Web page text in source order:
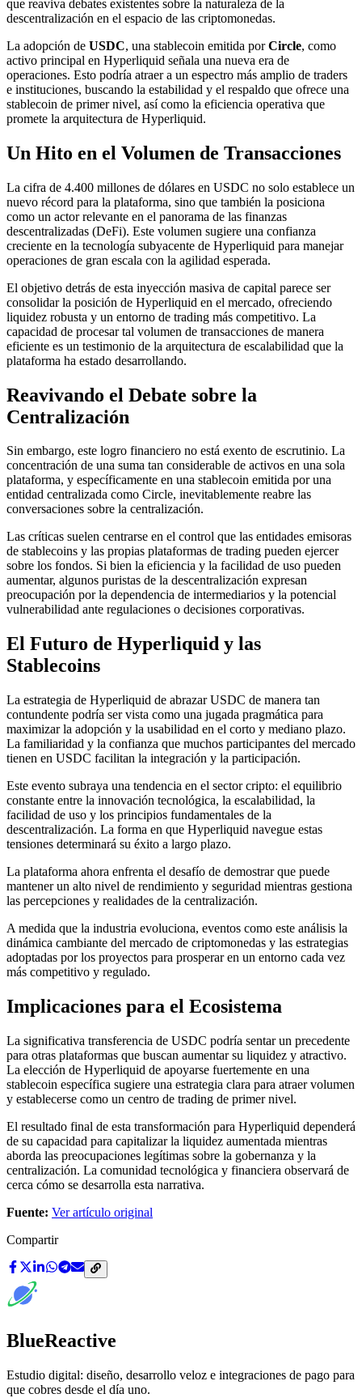
que reaviva debates existentes sobre la naturaleza de la
descentralización en el espacio de las criptomonedas.
La adopción de USDC, una stablecoin emitida porCircle, como
activo principal en Hyperliquid señala una nueva era de
operaciones. Esto podría atraer a un espectro más amplio de traders
e instituciones, buscando la estabilidad y el respaldo que ofrece una
stablecoin de primer nivel, así como la eficiencia operativa que
promete la arquitectura de Hyperliquid.
Un Hito en el Volumen de Transacciones
La cifra de 4.400 millones de dólares en USDC no solo establece un
nuevo récord para la plataforma, sino que también la posiciona
como un actor relevante en el panorama de las finanzas
descentralizadas (DeFi). Este volumen sugiere una confianza
creciente en la tecnología subyacente de Hyperliquid para manejar
operaciones de gran escala con la agilidad esperada.
El objetivo detrás de esta inyección masiva de capital parece ser
consolidar la posición de Hyperliquid en el mercado, ofreciendo
liquidez robusta y un entorno de trading más competitivo. La
capacidad de procesar tal volumen de transacciones de manera
eficiente es un testimonio de la arquitectura de escalabilidad que la
plataforma ha estado desarrollando.
Reavivando el Debate sobre la
Centralización
Sin embargo, este logro financiero no está exento de escrutinio. La
concentración de una suma tan considerable de activos en una sola
plataforma, y específicamente en una stablecoin emitida por una
entidad centralizada como Circle, inevitablemente reabre las
conversaciones sobre la centralización.
Las críticas suelen centrarse en el control que las entidades emisoras
de stablecoins y las propias plataformas de trading pueden ejercer
sobre los fondos. Si bien la eficiencia y la facilidad de uso pueden
aumentar, algunos puristas de la descentralización expresan
preocupación por la dependencia de intermediarios y la potencial
vulnerabilidad ante regulaciones o decisiones corporativas.
El Futuro de Hyperliquid y las
Stablecoins
La estrategia de Hyperliquid de abrazar USDC de manera tan
contundente podría ser vista como una jugada pragmática para
maximizar la adopción y la usabilidad en el corto y mediano plazo.
La familiaridad y la confianza que muchos participantes del mercado
tienen en USDC facilitan la integración y la participación.
Este evento subraya una tendencia en el sector cripto: el equilibrio
constante entre la innovación tecnológica, la escalabilidad, la
facilidad de uso y los principios fundamentales de la
descentralización. La forma en que Hyperliquid navegue estas
tensiones determinará su éxito a largo plazo.
La plataforma ahora enfrenta el desafío de demostrar que puede
mantener un alto nivel de rendimiento y seguridad mientras gestiona
las percepciones y realidades de la centralización.
A medida que la industria evoluciona, eventos como este análisis la
dinámica cambiante del mercado de criptomonedas y las estrategias
adoptadas por los proyectos para prosperar en un entorno cada vez
más competitivo y regulado.
Implicaciones para el Ecosistema
La significativa transferencia de USDC podría sentar un precedente
para otras plataformas que buscan aumentar su liquidez y atractivo.
La elección de Hyperliquid de apoyarse fuertemente en una
stablecoin específica sugiere una estrategia clara para atraer volumen
y establecerse como un centro de trading de primer nivel.
El resultado final de esta transformación para Hyperliquid dependerá
de su capacidad para capitalizar la liquidez aumentada mientras
aborda las preocupaciones legítimas sobre la gobernanza y la
centralización. La comunidad tecnológica y financiera observará de
cerca cómo se desarrolla esta narrativa.
Fuente: Ver artículo original
Compartir
BlueReactive
Estudio digital: diseño, desarrollo veloz e integraciones de pago para
que cobres desde el día uno.